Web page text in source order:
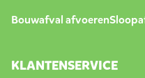
Bouwafval afvoeren
KLANTENSERVICE